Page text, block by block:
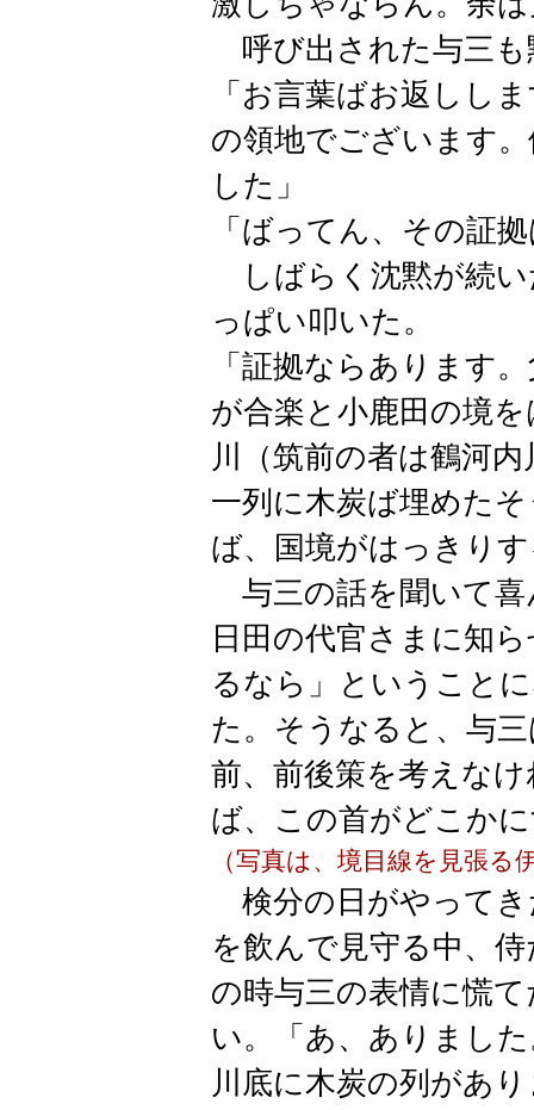
呼び出された与三も
「お言葉ばお返しし
の領地でございます
した」
「ばってん、その証
しばらく沈黙が続い
っぱい叩いた。
「証拠ならあります
が合楽と小鹿田の境
川（筑前の者は鶴河
一列に木炭ば埋めた
ば、国境がはっきり
与三の話を聞いて喜
日田の代官さまに知
るなら」ということ
た。そうなると、与
前、前後策を考えな
ば、この首がどこか
（写真は、境目線を見張る
検分の日がやってき
を飲んで見守る中、
の時与三の表情に慌
い。
「あ、ありまし
川底に木炭の列があ